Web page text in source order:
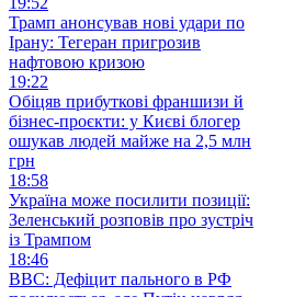
Трамп анонсував нові удари по
Ірану: Тегеран пригрозив
нафтовою кризою
19:22
Обіцяв прибуткові франшизи й
бізнес-проєкти: у Києві блогер
ошукав людей майже на 2,5 млн
грн
18:58
Україна може посилити позиції:
Зеленський розповів про зустріч
із Трампом
18:46
BBC: Дефіцит пального в РФ